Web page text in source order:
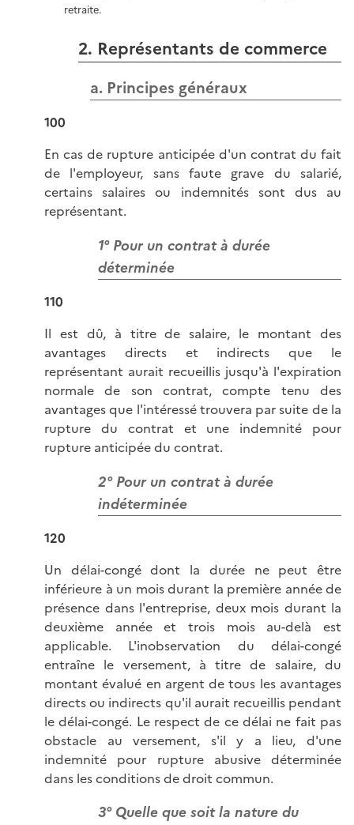
retraite.
2. Représentants de commerce
a. Principes généraux
100
En cas de rupture anticipée d'un contrat du fait
de l'employeur, sans faute grave du salarié,
certains salaires ou indemnités sont dus au
représentant.
1° Pour un contrat à durée
déterminée
110
Il est dû, à titre de salaire, le montant des
avantages directs et indirects que le
représentant aurait recueillis jusqu'à l'expiration
normale de son contrat, compte tenu des
avantages que l'intéressé trouvera par suite de la
rupture du contrat et une indemnité pour
rupture anticipée du contrat.
2° Pour un contrat à durée
indéterminée
120
Un délai-congé dont la durée ne peut être
inférieure à un mois durant la première année de
présence dans l'entreprise, deux mois durant la
deuxième année et trois mois au-delà est
applicable. L'inobservation du délai-congé
entraîne le versement, à titre de salaire, du
montant évalué en argent de tous les avantages
directs ou indirects qu'il aurait recueillis pendant
le délai-congé. Le respect de ce délai ne fait pas
obstacle au versement, s'il y a lieu, d'une
indemnité pour rupture abusive déterminée
dans les conditions de droit commun.
3° Quelle que soit la nature du